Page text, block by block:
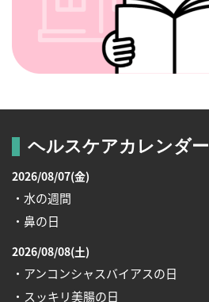
ヘルスケアカレンダー
2026/08/07(金)
・水の週間
・鼻の日
2026/08/08(土)
・アンコンシャスバイアスの日
・スッキリ美腸の日